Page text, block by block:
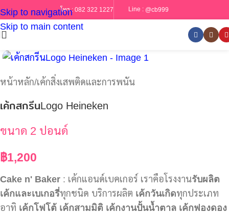
Skip to navigation
Skip to main content
โทร : 082 322 1227 Line : @cb999
หน้าหลัก/เค้กสิ่งเสพติดและการพนัน
เค้กสกรีนLogo Heineken
ขนาด 2 ปอนด์
฿1,200
Cake n' Baker : เค้กแอนด์เบคเกอร์ เราคือโรงงานรับผลิต
เค้กและเบเกอรี่ทุกชนิด บริการผลิต เค้กวันเกิดทุกประเภท
อาทิ เค้กโฟโต้ เค้กสามมิติ เค้กงานปั้นน้ำตาล เค้กฟองดอง